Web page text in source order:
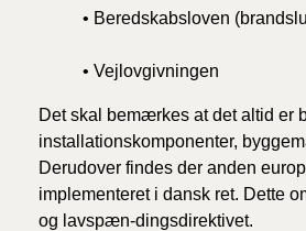
• Beredskabsloven
• Vejlovgivningen
Det skal bemærkes at det altid er
installationskomponenter,
Derudover findes der anden
implementeret i dansk ret. Dette
og lavspæn-dingsdirektivet.